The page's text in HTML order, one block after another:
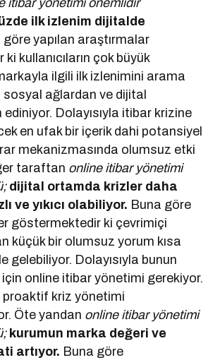
ilk izlenim dijitalde
göre yapılan araştırmalar
kullanıcıların çok büyük
ilgili ilk izlenimini arama
sosyal ağlardan ve dijital
Dolayısıyla itibar krizine
en ufak bir içerik dahi potansiyel
mekanizmasında olumsuz etki
taraftan online itibar yönetimi
dijital ortamda krizler daha
ve yıkıcı olabiliyor. Buna göre
göstermektedir ki çevrimiçi
küçük bir olumsuz yorum kısa
gelebiliyor. Dolayısıyla bunun
online itibar yönetimi gerekiyor.
proaktif kriz yönetimi
Öte yandan online itibar yönetimi
kurumun marka değeri ve
artıyor. Buna göre